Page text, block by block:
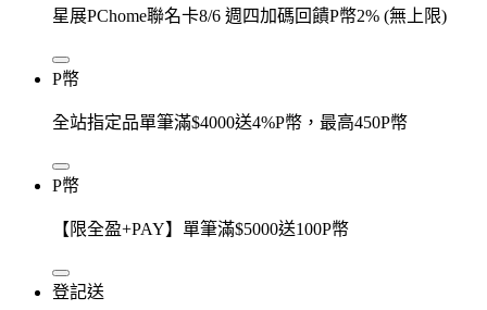
星展PChome聯名卡8/6 週四加碼回饋P幣2% (無上限)
P幣
全站指定品單筆滿$4000送4%P幣，最高450P幣
P幣
【限全盈+PAY】單筆滿$5000送100P幣
登記送